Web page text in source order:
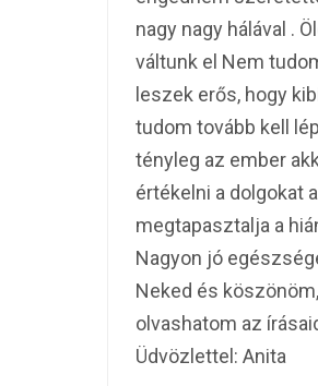
nagy nagy hálával .
váltunk el Nem
leszek erős, hogy
tudom tovább kell
tényleg az ember
értékelni a dolgokat
megtapasztalja a
Nagyon jó
Neked és
olvashatom az
Üdvözlettel: Anita